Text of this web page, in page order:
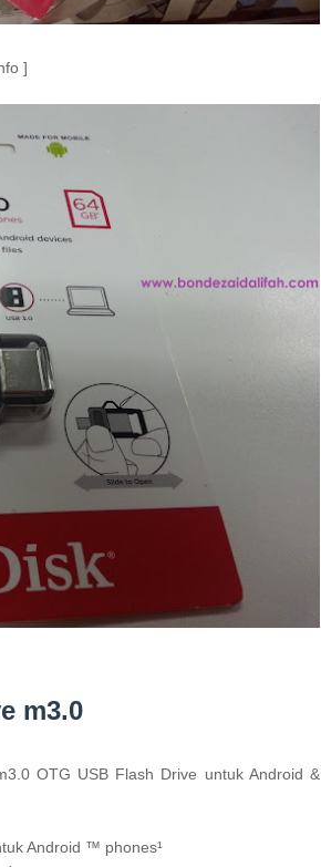
]
m3.0
OTG USB Flash Drive untuk Android &
Android ™ phones¹